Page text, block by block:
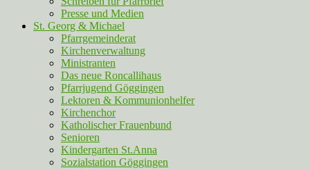
Presse und Medien
St. Georg & Michael
Pfarrgemeinderat
Kirchenverwaltung
Ministranten
Das neue Roncallihaus
Pfarrjugend Göggingen
Lektoren & Kommunionhelfer
Kirchenchor
Katholischer Frauenbund
Senioren
Kindergarten St.Anna
Sozialstation Göggingen